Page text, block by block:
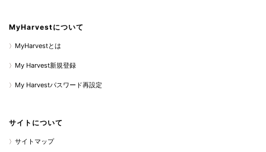
MyHarvestについて
MyHarvestとは
My Harvest新規登録
My Harvestパスワード再設定
サイトについて
サイトマップ